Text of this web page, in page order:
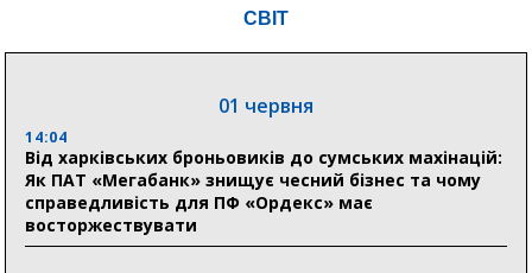
Романько розширює програму відпочинку дітей із
прифронтової Сумщини: перша група оздоровилася
в Австрії
18:30
Ніколаєнко: у Сумах погодили 115 компенсацій на
СВІТ
01 червня
14:04
Від харківських броньовиків до сумських махінацій:
Як ПАТ «Мегабанк» знищує чесний бізнес та чому
справедливість для ПФ «Ордекс» має
восторжествувати